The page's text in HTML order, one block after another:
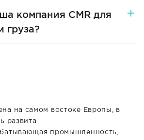
компания CMR для
груза?
на самом востоке Европы, в
развита
промышленность,